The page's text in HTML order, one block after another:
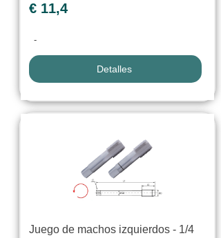
€ 11,4
-
Detalles
Juego de machos izquierdos - 1/4